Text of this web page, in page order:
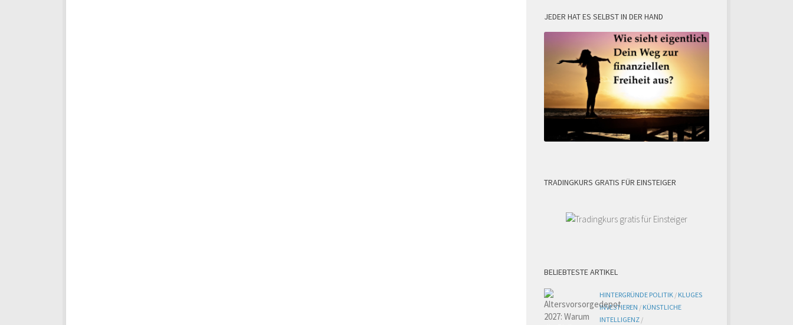
JEDER HAT ES SELBST IN DER HAND
TRADINGKURS GRATIS FÜR EINSTEIGER
BELIEBTESTE ARTIKEL
HINTERGRÜNDE POLITIK / KLUGES
INVESTIEREN / KÜNSTLICHE
INTELLIGENZ /